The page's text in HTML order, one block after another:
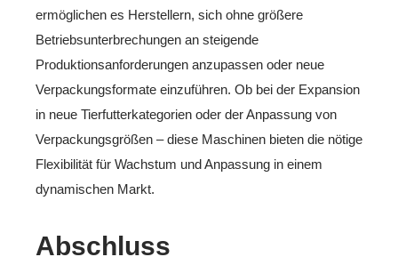
ermöglichen es Herstellern, sich ohne größere
Betriebsunterbrechungen an steigende
Produktionsanforderungen anzupassen oder neue
Verpackungsformate einzuführen. Ob bei der Expansion
in neue Tierfutterkategorien oder der Anpassung von
Verpackungsgrößen – diese Maschinen bieten die nötige
Flexibilität für Wachstum und Anpassung in einem
dynamischen Markt.
Abschluss